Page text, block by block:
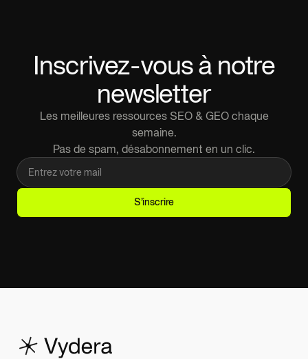
Inscrivez-vous à notre
newsletter
Les meilleures ressources SEO & GEO chaque
semaine.
Pas de spam, désabonnement en un clic.